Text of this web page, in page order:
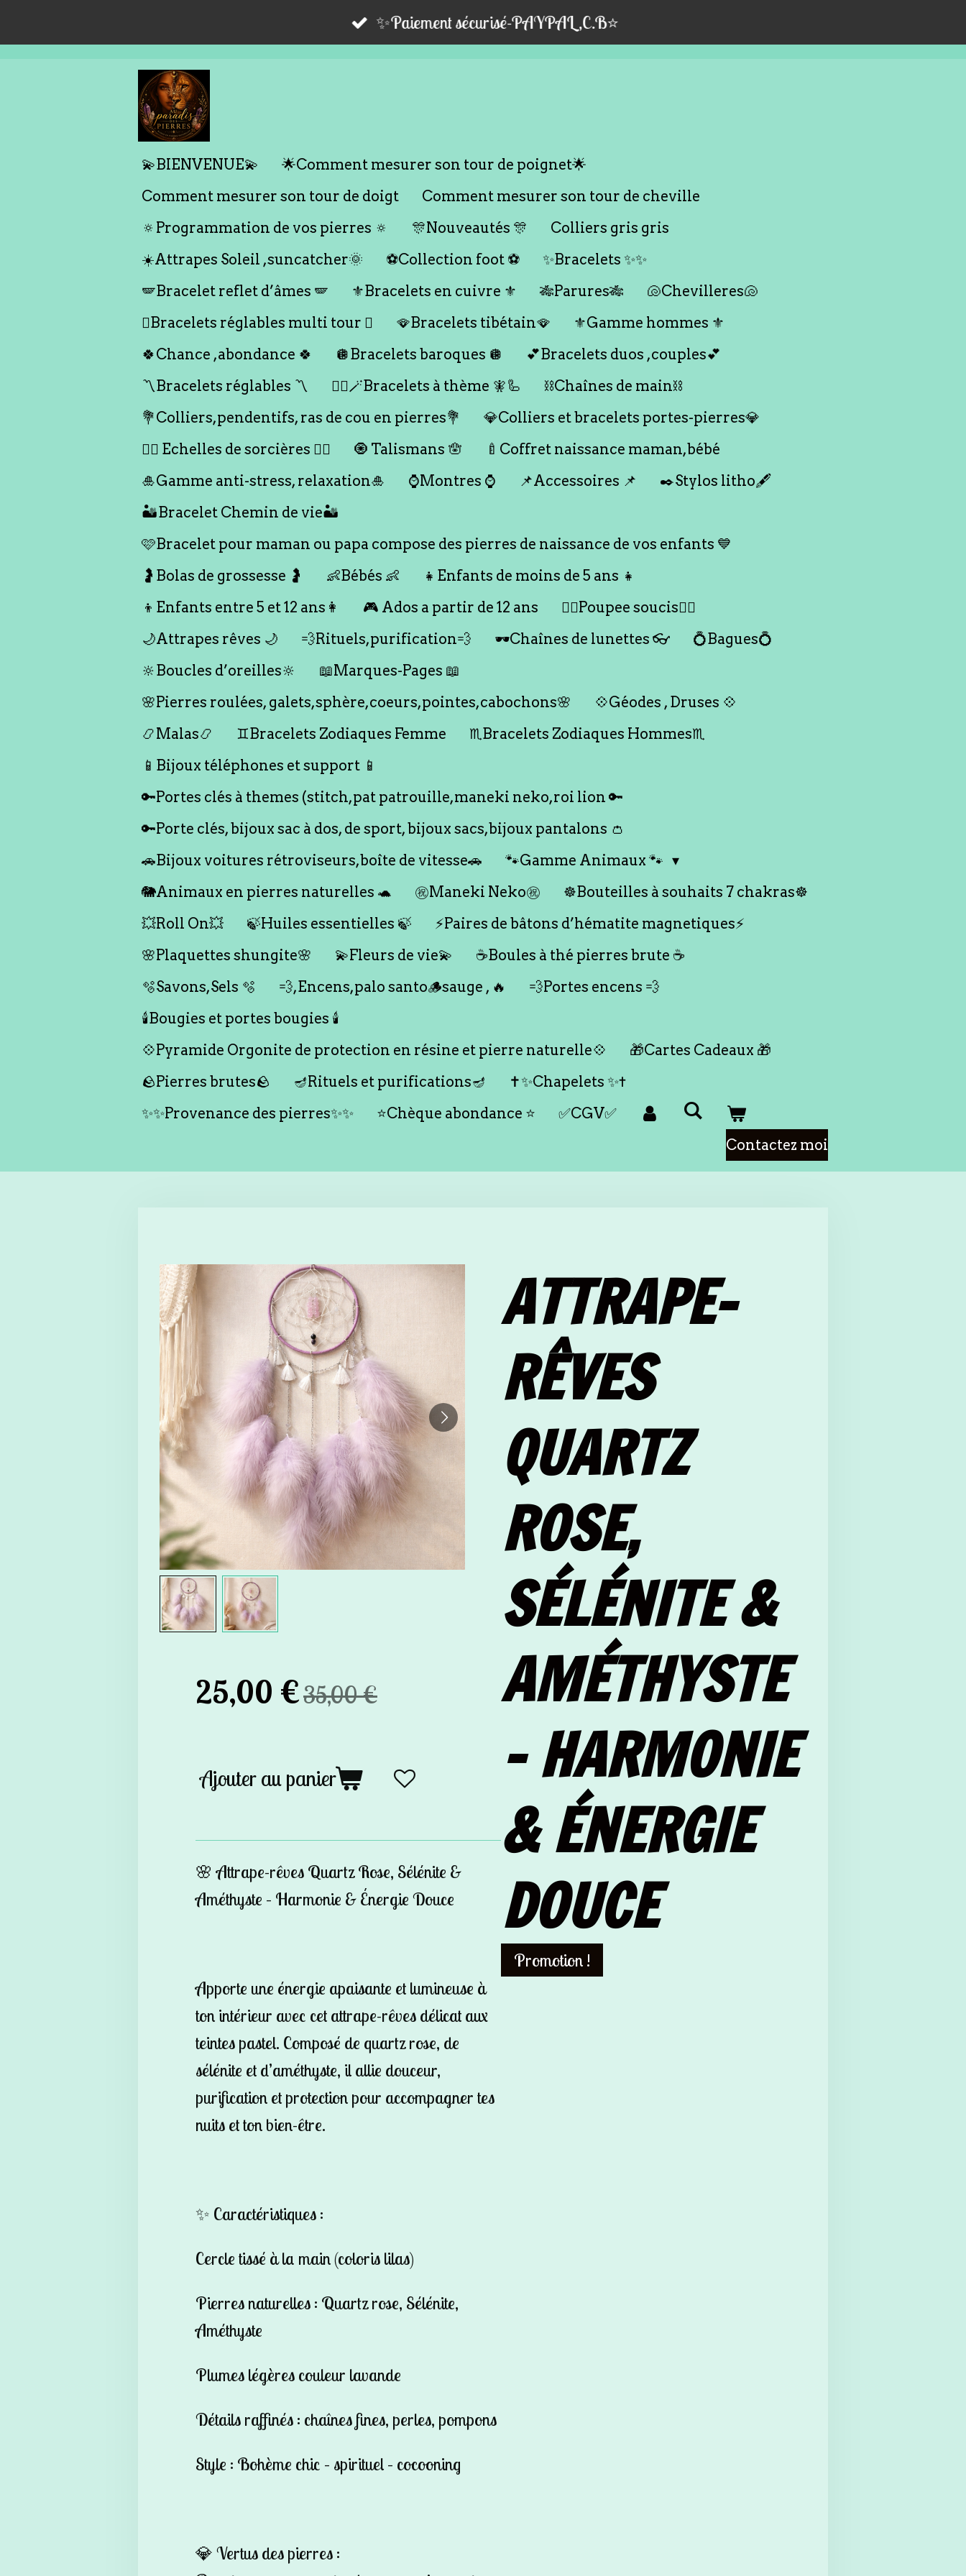
au
✨Paiement sécurisé-PAYPAL,C.B⭐️
💫BIENVENUE💫
🌟Comment mesurer son tour de poignet🌟
Comment mesurer son tour de doigt
Comment mesurer son tour de cheville
🔅Programmation de vos pierres 🔅
🎊Nouveautés 🎊
Colliers gris gris
☀️Attrapes Soleil ,suncatcher🌞
⚽️Collection foot ⚽️
✨Bracelets ✨✨
🪽Bracelet reflet d’âmes 🪽
⚜️Bracelets en cuivre ⚜️ 🎋Parures🎋
🐚Chevilleres🐚
🪎Bracelets réglables multi tour 🪎
🪭Bracelets tibétain🪭
⚜️Gamme hommes ⚜️
🍀Chance ,abondance 🍀
🪩Bracelets baroques 🪩
💕Bracelets duos ,couples💕
〽️Bracelets réglables 〽️
🧞‍♂️🪄Bracelets à thème 🧚🦾
⛓️Chaînes de main⛓️
💐Colliers,pendentifs, ras de cou en pierres💐
💎Colliers et bracelets portes-pierres💎
🧙‍♀️ Echelles de sorcières 🧙‍♀️
🧿 Talismans 🪬
🍼Coffret naissance maman,bébé
🎍Gamme anti-stress, relaxation🎍
⌚️Montres ⌚️ 📌Accessoires 📌
✒️Stylos litho🖋️
🏜️Bracelet Chemin de vie🏜️
🩷Bracelet pour maman ou papa compose des pierres de naissance de vos enfants 💙
🤰Bolas de grossesse 🤰
👶Bébés 👶
👧Enfants de moins de 5 ans 👧
👦Enfants entre 5 et 12 ans👩
🎮 Ados a partir de 12 ans
🙇‍♂️Poupee soucis🙇‍♀️
🌙Attrapes rêves 🌙
💨Rituels,purification💨 🕶️Chaînes de lunettes 👓
💍Bagues💍
🔆Boucles d’oreilles🔆
📖Marques-Pages 📖
🌸Pierres roulées, galets,sphère,coeurs,pointes,cabochons🌸
💠Géodes , Druses 💠
📿Malas📿
♊️Bracelets Zodiaques Femme
♏️Bracelets Zodiaques Hommes♏️
📱Bijoux téléphones et support 📱
🔑Portes clés à themes (stitch,pat patrouille,maneki neko,roi lion 🔑
🔑Porte clés, bijoux sac à dos, de sport, bijoux sacs,bijoux pantalons 👛
🚗Bijoux voitures rétroviseurs,boîte de vitesse🚗
🐾Gamme Animaux 🐾
🐘Animaux en pierres naturelles 🐢
㊗️Maneki Neko㊗️
☸️Bouteilles à souhaits 7 chakras☸️
💥Roll On💥
🍃Huiles essentielles 🍃
⚡️Paires de bâtons d’hématite magnetiques⚡️
🌸Plaquettes shungite🌸
💫Fleurs de vie💫
☕️Boules à thé pierres brute ☕️
🫧Savons,Sels 🫧
💨,Encens,palo santo🪵sauge , 🔥
💨Portes encens 💨
🕯️Bougies et portes bougies 🕯️
💠Pyramide Orgonite de protection en résine et pierre naturelle💠
🎁Cartes Cadeaux 🎁
🪨Pierres brutes🪨
🪔Rituels et purifications🪔
✝️✨Chapelets ✨✝️
✨✨Provenance des pierres✨✨
⭐️Chèque abondance ⭐️
✅CGV✅
Contactez moi
ATTRAPE-
RÊVES
QUARTZ
ROSE,
SÉLÉNITE &
AMÉTHYSTE
– HARMONIE
& ÉNERGIE
DOUCE
Promotion !
25,00 €35,00 €
Ajouter au panier
🌸Attrape-rêves Quartz Rose, Sélénite &
Améthyste – Harmonie & Énergie Douce
Apporte une énergie apaisante et lumineuse à
ton intérieur avec cet attrape-rêves délicat aux
teintes pastel. Composé de quartz rose, de
sélénite et d’améthyste, il allie douceur,
purification et protection pour accompagner tes
nuits et ton bien-être.
✨ Caractéristiques :
Cercle tissé à la main (coloris lilas)
Pierres naturelles : Quartz rose, Sélénite,
Améthyste
Plumes légères couleur lavande
Détails raffinés : chaînes fines, perles, pompons
Style : Bohème chic – spirituel – cocooning
💎 Vertus des pierres :